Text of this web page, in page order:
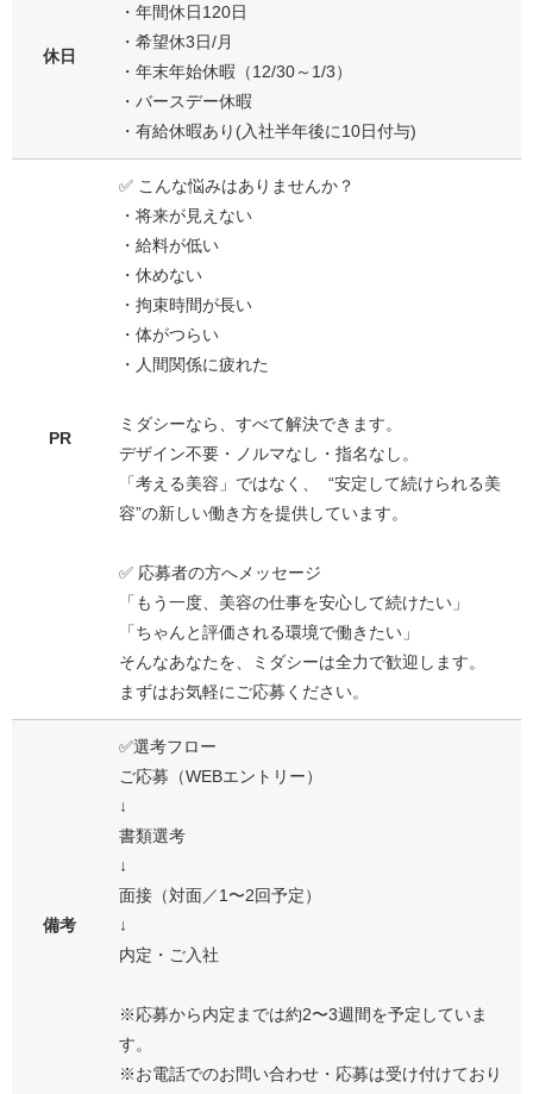
休日
・年間休日120日
・希望休3日/月
・年末年始休暇（12/30～1/3）
・バースデー休暇
・有給休暇あり(入社半年後に10日付与)
PR
✅ こんな悩みはありませんか？
・将来が見えない
・給料が低い
・休めない
・拘束時間が長い
・体がつらい
・人間関係に疲れた
ミダシーなら、すべて解決できます。
デザイン不要・ノルマなし・指名なし。
「考える美容」ではなく、 “安定して続けられる美
容”の新しい働き方を提供しています。
✅ 応募者の方へメッセージ
「もう一度、美容の仕事を安心して続けたい」
「ちゃんと評価される環境で働きたい」
そんなあなたを、ミダシーは全力で歓迎します。
まずはお気軽にご応募ください。
備考
✅選考フロー
ご応募（WEBエントリー）
↓
書類選考
↓
面接（対面／1〜2回予定）
↓
内定・ご入社
※応募から内定までは約2〜3週間を予定していま
す。
※お電話でのお問い合わせ・応募は受け付けており